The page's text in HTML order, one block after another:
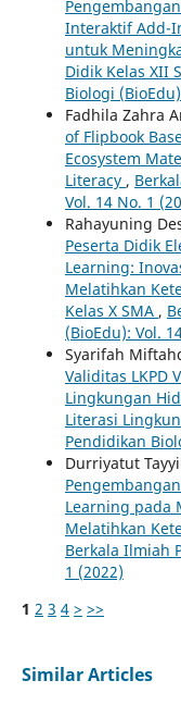
Interaktif Add-
untuk
Didik Kelas XII
Biologi
Fadhila Zahra
of Flipbook
Ecosystem
Literacy ,
Vol. 14 No. 1
Rahayuning
Peserta Didik
Learning:
Melatihkan
Kelas X SMA ,
(BioEdu): Vol.
Syarifah
Validitas LKPD
Lingkungan
Literasi
Pendidikan
Durriyatut
Learning pada
Melatihkan
Berkala Ilmiah
1 (2022)
1 2 3 4 > >>
Similar Articles